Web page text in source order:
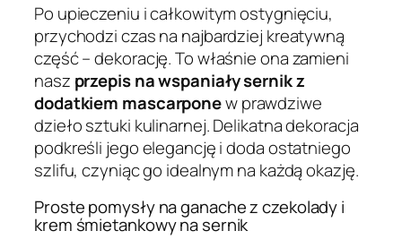
Po upieczeniu i całkowitym ostygnięciu,
przychodzi czas na najbardziej kreatywną
część – dekorację. To właśnie ona zamieni
nasz przepis na wspaniały sernik z
dodatkiem mascarponew prawdziwe
dzieło sztuki kulinarnej. Delikatna dekoracja
podkreśli jego elegancję i doda ostatniego
szlifu, czyniąc go idealnym na każdą okazję.
Proste pomysły na ganache z czekolady i
krem śmietankowy na sernik